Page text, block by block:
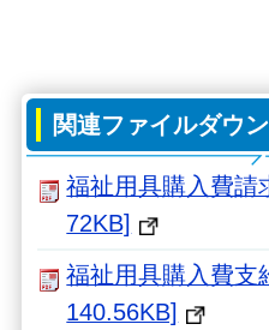
関連ファイルダウ
福祉用具購入費請
72KB]
福祉用具購入費支
140.56KB]